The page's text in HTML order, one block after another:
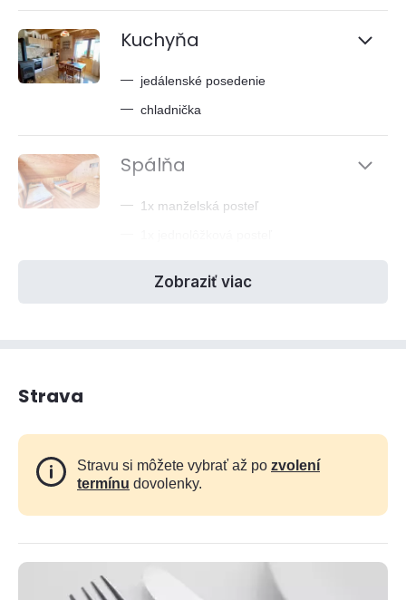
Kuchyňa
— jedálenské posedenie
— chladnička
Spálňa
—
1x manželská posteľ
Zobraziť viac
Strava
Stravu si môžete vybrať až po zvolení
termínu dovolenky.